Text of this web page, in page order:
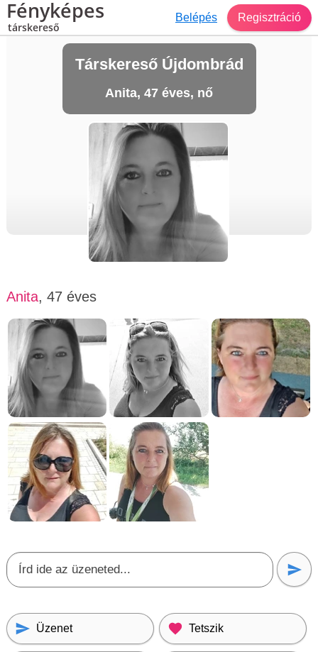
Fényképes
társkereső
Belépés Regisztráció
Társkereső Újdombrád
Anita, 47 éves, nő
Anita, 47 éves
Üzenet Tetszik